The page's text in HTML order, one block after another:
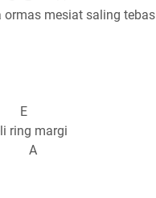
ormas mesiat saling tebas
E
ring margi
A